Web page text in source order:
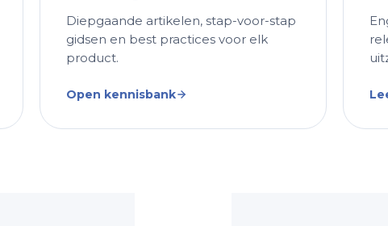
Diepgaande artikelen, stap-voor-stap
gidsen en best practices voor elk
product.
Open kennisbank